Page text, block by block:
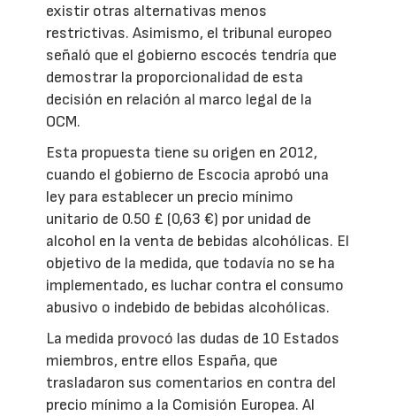
existir otras alternativas menos
restrictivas. Asimismo, el tribunal europeo
señaló que el gobierno escocés tendría que
demostrar la proporcionalidad de esta
decisión en relación al marco legal de la
OCM.
Esta propuesta tiene su origen en 2012,
cuando el gobierno de Escocia aprobó una
ley para establecer un precio mínimo
unitario de 0.50 £ (0,63 €) por unidad de
alcohol en la venta de bebidas alcohólicas. El
objetivo de la medida, que todavía no se ha
implementado, es luchar contra el consumo
abusivo o indebido de bebidas alcohólicas.
La medida provocó las dudas de 10 Estados
miembros, entre ellos España, que
trasladaron sus comentarios en contra del
precio mínimo a la Comisión Europea. Al